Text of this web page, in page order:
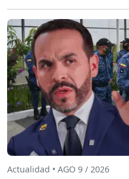
Actualidad • AGO 9 / 2026